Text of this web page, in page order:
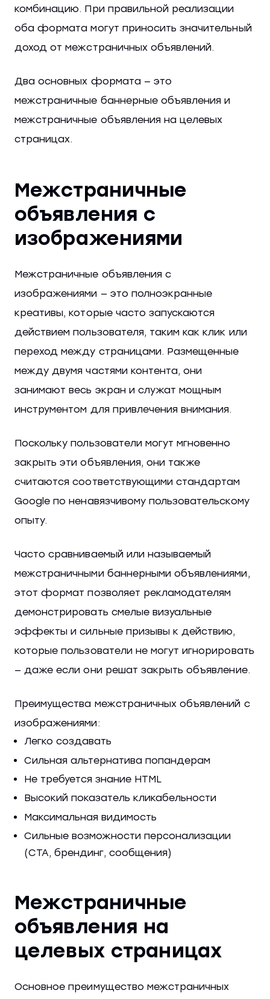
комбинацию. При правильной реализации
оба формата могут приносить значительный
доход от межстраничных объявлений.
Два основных формата — это
межстраничные баннерные объявления и
межстраничные объявления на целевых
страницах.
Межстраничные
объявления с
изображениями
Межстраничные объявления с
изображениями — это полноэкранные
креативы, которые часто запускаются
действием пользователя, таким как клик или
переход между страницами. Размещенные
между двумя частями контента, они
занимают весь экран и служат мощным
инструментом для привлечения внимания.
Поскольку пользователи могут мгновенно
закрыть эти объявления, они также
считаются соответствующими стандартам
Google по ненавязчивому пользовательскому
опыту.
Часто сравниваемый или называемый
межстраничными баннерными объявлениями,
этот формат позволяет рекламодателям
демонстрировать смелые визуальные
эффекты и сильные призывы к действию,
которые пользователи не могут игнорировать
— даже если они решат закрыть объявление.
Преимущества межстраничных объявлений с
изображениями:
Легко создавать
Сильная альтернатива попандерам
Не требуется знание HTML
Высокий показатель кликабельности
Максимальная видимость
Сильные возможности персонализации
(CTA, брендинг, сообщения)
Межстраничные
объявления на
целевых страницах
Основное преимущество межстраничных